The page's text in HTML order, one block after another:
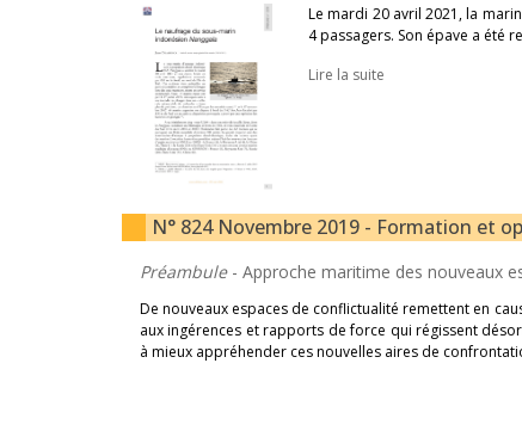
Le mardi 20 avril 2021, la
4 passagers. Son épave a été
Lire la suite
N° 824 Novembre 2019 - Formation et
Préambule - Approche maritime des nouveaux
De nouveaux espaces de conflictualité remettent en
aux ingérences et rapports de force qui régissent
à mieux appréhender ces nouvelles aires de